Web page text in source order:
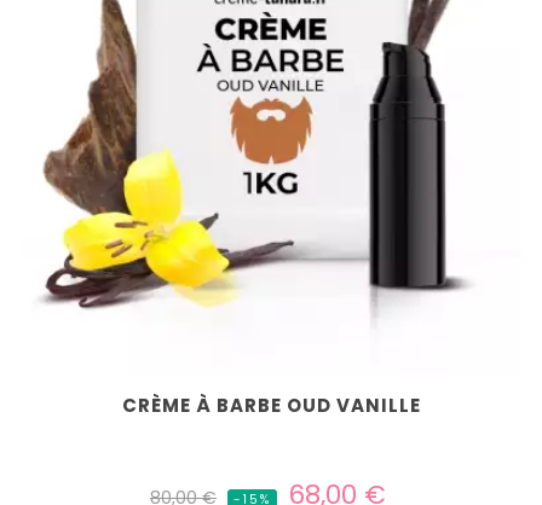
CRÈME À BARBE OUD VANILLE
Prix
80,00 € -15%
Prix
68,00 €